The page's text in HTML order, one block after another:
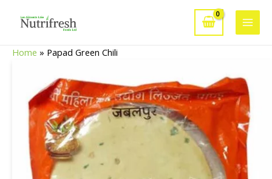
Main
Home » Papad Green Chili